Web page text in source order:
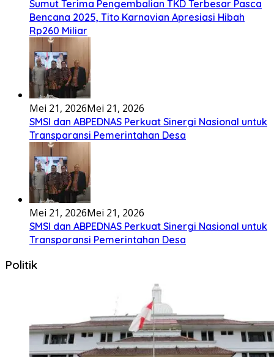
Bembambörö dödöu he akhiguMene mene sino lawaö
khöuMeinötö niowalu, mela’angdröi ita laforudu..
[...]